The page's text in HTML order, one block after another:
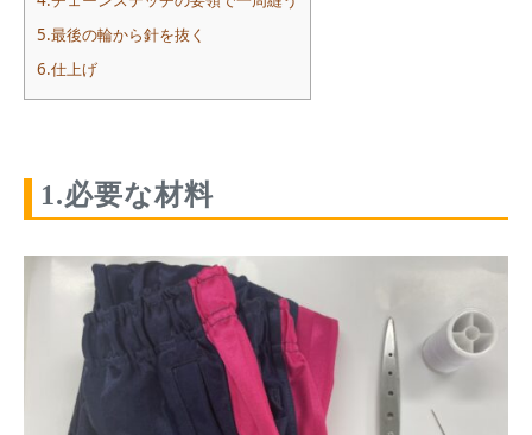
5.最後の輪から針を抜く
6.仕上げ
1.必要な材料